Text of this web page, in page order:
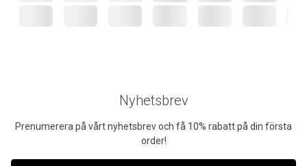
Nyhetsbrev
Prenumerera på vårt nyhetsbrev och få 10% rabatt på din första
order!